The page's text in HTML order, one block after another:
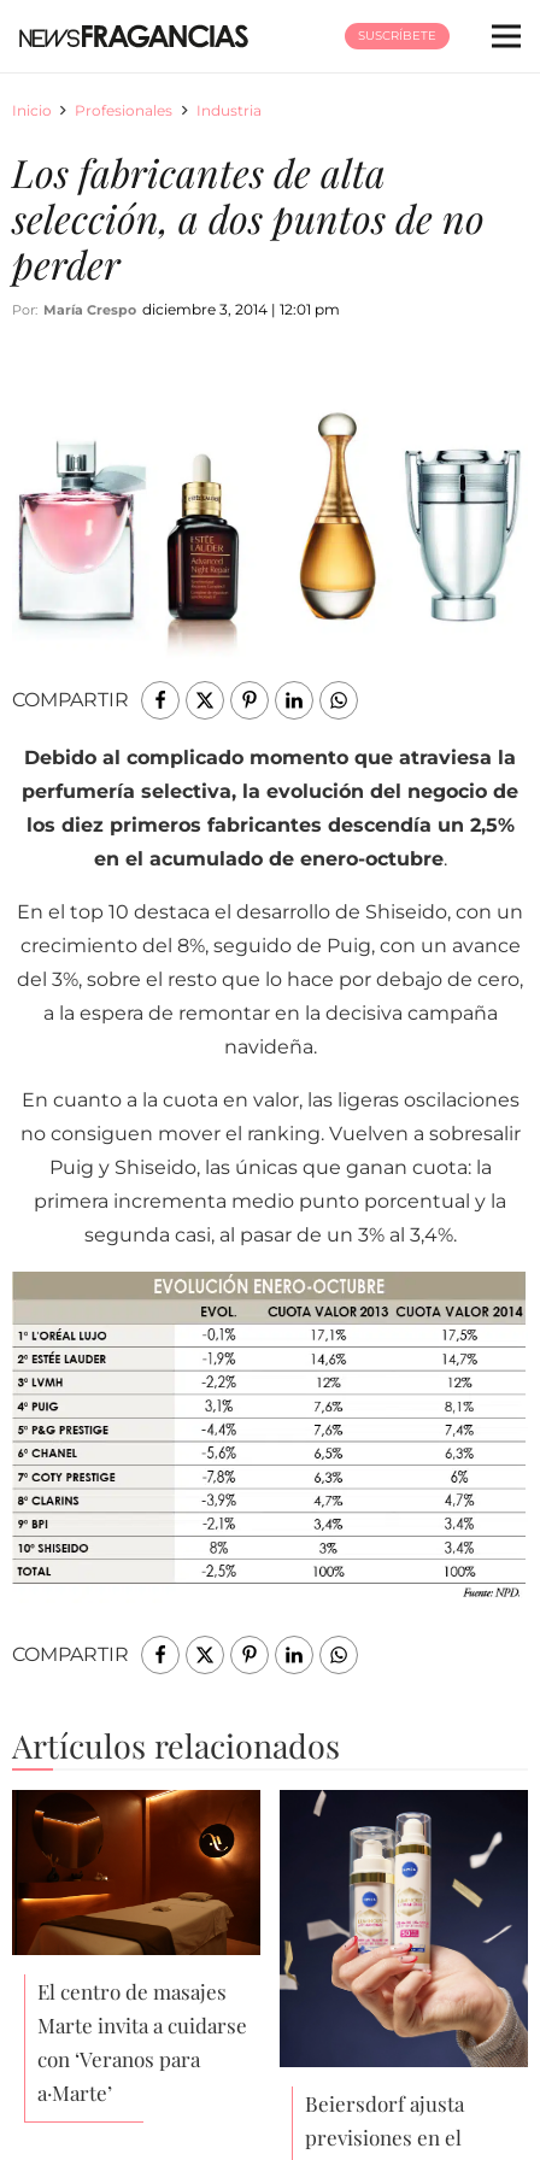
SUSCRÍBETE
Inicio Profesionales Industria
Los fabricantes de alta
selección, a dos puntos de no
perder
Por: María Crespo diciembre 3, 2014 | 12:01 pm
COMPARTIR
Debido al complicado momento que atraviesa la
perfumería selectiva, la evolución del negocio de
los diez primeros fabricantes descendía un 2,5%
en el acumulado de enero-octubre.
En el top 10 destaca el desarrollo de Shiseido, con un
crecimiento del 8%, seguido de Puig, con un avance
del 3%, sobre el resto que lo hace por debajo de cero,
a la espera de remontar en la decisiva campaña
navideña.
En cuanto a la cuota en valor, las ligeras oscilaciones
no consiguen mover el ranking. Vuelven a sobresalir
Puig y Shiseido, las únicas que ganan cuota: la
primera incrementa medio punto porcentual y la
segunda casi, al pasar de un 3% al 3,4%.
COMPARTIR
Artículos relacionados
El centro de masajes
Marte invita a cuidarse
con ‘Veranos para
a·Marte’
Beiersdorf ajusta
previsiones en el